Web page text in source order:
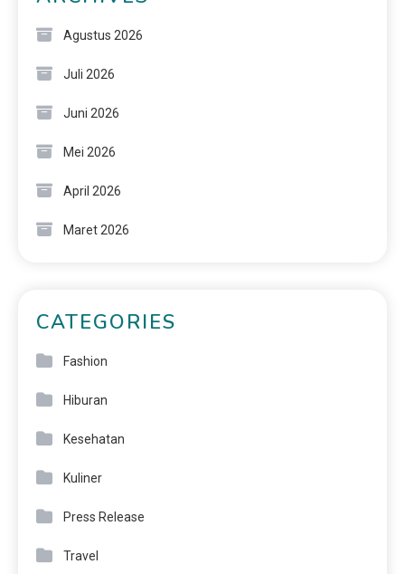
Agustus 2026
Juli 2026
Juni 2026
Mei 2026
April 2026
Maret 2026
CATEGORIES
Fashion
Hiburan
Kesehatan
Kuliner
Press Release
Travel